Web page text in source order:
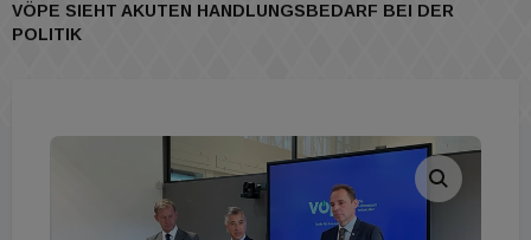
VÖPE SIEHT AKUTEN HANDLUNGSBEDARF BEI DER
POLITIK